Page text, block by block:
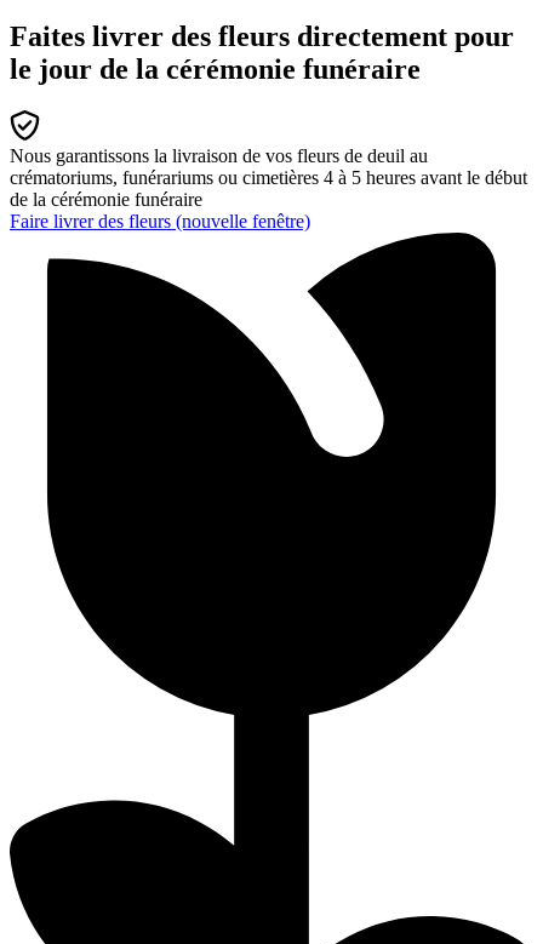
Faites livrer des fleurs directement pour
le jour de la cérémonie funéraire
Nous garantissons la livraison de vos fleurs de deuil au
crématoriums, funérariums ou cimetières 4 à 5 heures avant le début
de la cérémonie funéraire
Faire livrer des fleurs (nouvelle fenêtre)